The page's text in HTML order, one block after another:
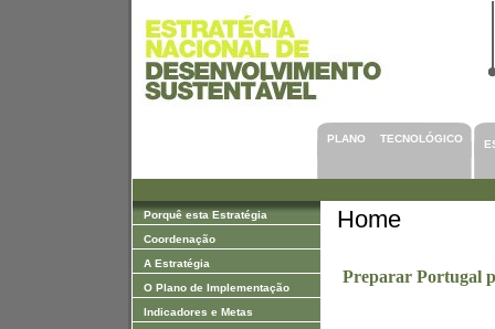
PLANO TECNOLÓGICO
Porquê esta Estratégia
Coordenação
A Estratégia
O Plano de Implementação
Indicadores e Metas
Home
Preparar Portugal